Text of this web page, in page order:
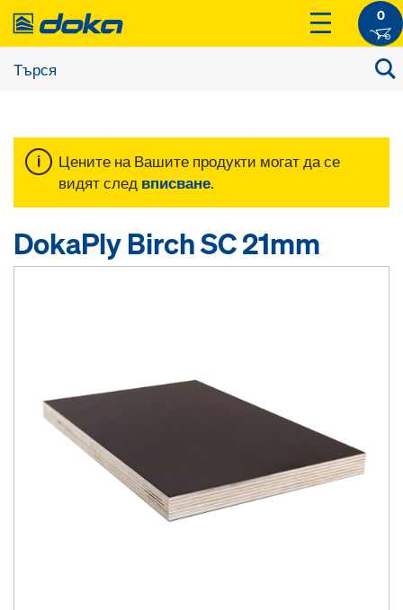
0
Цените на Вашите продукти могат да се
видят след вписване.
DokaPly Birch SC 21mm